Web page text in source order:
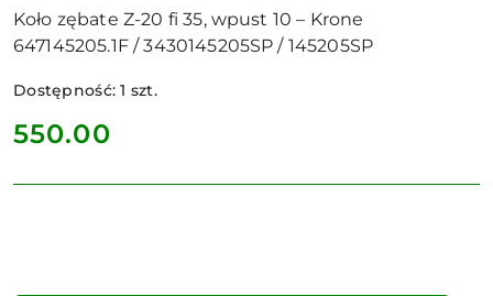
Koło zębate Z-20 fi 35, wpust 10 – Krone
647145205.1F / 3430145205SP / 145205SP
Dostępność:1 szt.
cena:
550.00